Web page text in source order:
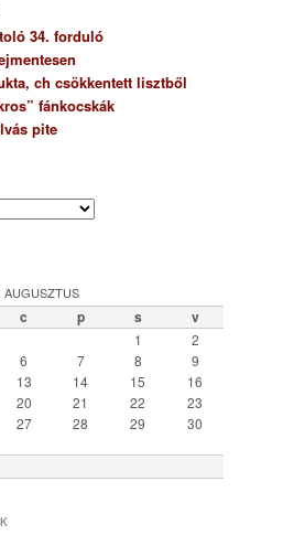
34. forduló
ch csökkentett lisztből
fánkocskák
pite
AUGUSZTUS
c p s v
1
2
6 7 8
9
13 14 15
16
20 21 22
23
27 28 29
30